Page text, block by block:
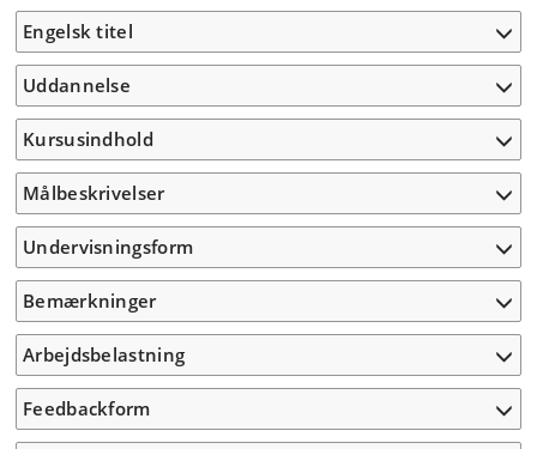
Engelsk titel
Uddannelse
Kursusindhold
Målbeskrivelser
Undervisningsform
Bemærkninger
Arbejdsbelastning
Feedbackform